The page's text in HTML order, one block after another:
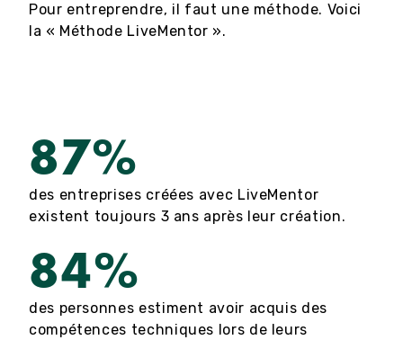
Pour entreprendre, il faut une méthode. Voici
la « Méthode LiveMentor ».
87%
des entreprises créées avec LiveMentor
existent toujours 3 ans après leur création.
84%
des personnes estiment avoir acquis des
compétences techniques lors de leurs